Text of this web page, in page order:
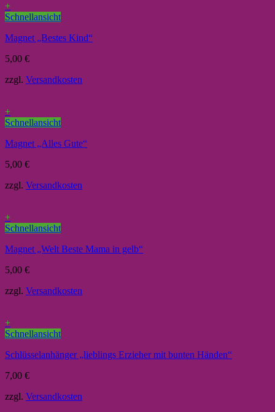
+
Schnellansicht
Magnet „Bestes Kind“
5,00 €
zzgl. Versandkosten
+
Schnellansicht
Magnet „Alles Gute“
5,00 €
zzgl. Versandkosten
+
Schnellansicht
Magnet „Welt Beste Mama in gelb“
5,00 €
zzgl. Versandkosten
+
Schnellansicht
Schlüsselanhänger „lieblings Erzieher mit bunten Händen“
7,00 €
zzgl. Versandkosten